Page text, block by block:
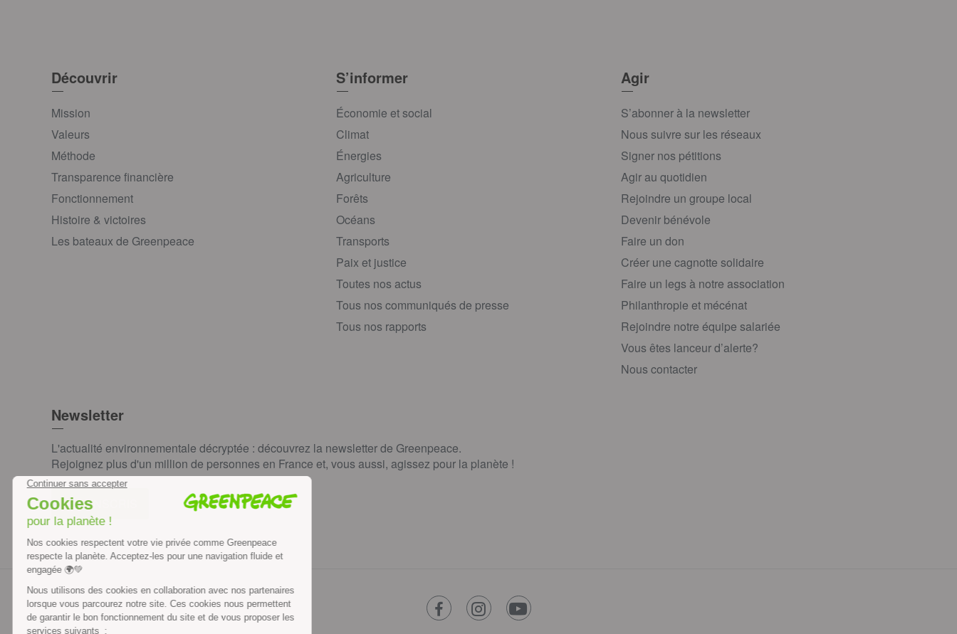
Découvrir
Mission
Valeurs
Méthode
Transparence financière
Fonctionnement
Histoire & victoires
Les bateaux de Greenpeace
S’informer
Économie et social
Climat
Énergies
Agriculture
Forêts
Océans
Transports
Paix et justice
Toutes nos actus
Tous nos communiqués de presse
Tous nos rapports
Agir
S’abonner à la newsletter
Nous suivre sur les réseaux
Signer nos pétitions
Agir au quotidien
Rejoindre un groupe local
Devenir bénévole
Faire un don
Créer une cagnotte solidaire
Faire un legs à notre association
Philanthropie et mécénat
Rejoindre notre équipe salariée
Vous êtes lanceur d’alerte?
Nous contacter
Newsletter
L'actualité environnementale décryptée : découvrez la newsletter de Greenpeace.
Rejoignez plus d'un million de personnes en France et, vous aussi, agissez pour la planète !
JE M'INSCRIS
facebookinstagramyoutube